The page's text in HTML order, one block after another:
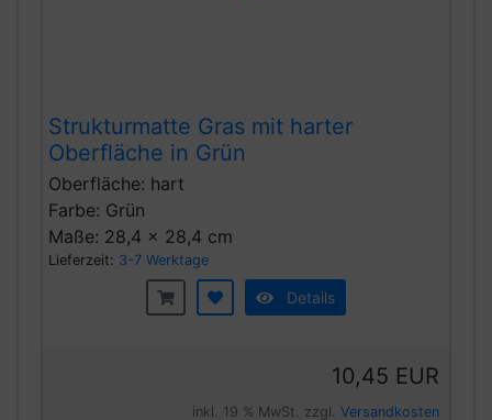
Strukturmatte Gras mit harter
Oberfläche in Grün
Oberfläche: hart
Farbe: Grün
Maße: 28,4 x 28,4 cm
Lieferzeit: 3-7 Werktage
Details
10,45 EUR
inkl. 19 % MwSt. zzgl. Versandkosten